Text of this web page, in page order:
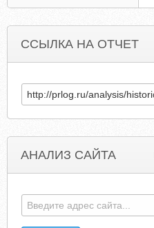
ССЫЛКА НА ОТЧЕТ
АНАЛИЗ САЙТА